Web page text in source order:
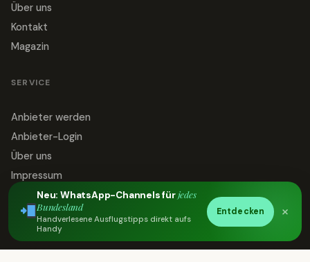
Über uns
Kontakt
Magazin
SERVICE
Anbieter werden
Anbieter-Login
Über uns
Impressum
Datenschutz
Kontakt
Neu: WhatsApp-Channels fürjedes
Bundesland
Handverlesene Ausflugstipps direkt aufs
Handy
Entdecken ×